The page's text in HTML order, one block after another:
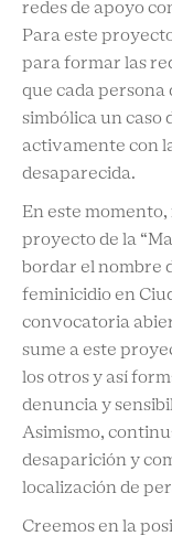
redes de apoyo
Para este
para formar las
que cada persona
simbólica un caso
activamente con
desaparecida.
En este
proyecto de la
bordar el nombre
feminicidio en
convocatoria
sume a este
los otros y así
denuncia y
Asimismo,
desaparición y
localización de
Creemos en la